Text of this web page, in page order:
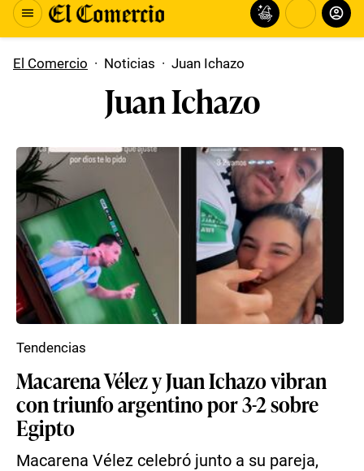
El Comercio · Noticias · Juan Ichazo
Juan Ichazo
Macarena Vélez y Juan Ichazo vibran
con triunfo argentino por 3-2 sobre
Egipto
Macarena Vélez celebró junto a su pareja,
Tendencias